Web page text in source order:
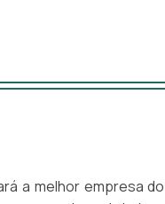
a melhor empresa do